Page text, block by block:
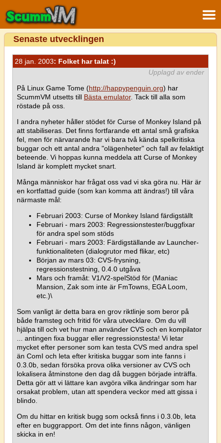
Senaste utvecklingen
28 jan. 2003: Folket har talat :)
Upplagd av ender
På Linux Game Tome (http://happypenguin.org) har
ScummVM utsetts till Bästa emulator. Tack till alla som
röstade på oss.
I andra nyheter håller stödet för Curse of Monkey Island på
att stabiliseras. Det finns fortfarande ett antal små grafiska
fel, men för närvarande har vi bara två kända spelkritiska
buggar och ett antal andra "olägenheter" och fall av felaktigt
beteende. Vi hoppas kunna meddela att Curse of Monkey
Island är komplett mycket snart.
Många människor har frågat oss vad vi ska göra nu. Här är
en kortfattad guide (som kan komma att ändras!) till våra
närmaste mål:
Februari 2003: Curse of Monkey Island färdigställt
Februari - mars 2003: Regressionstester/buggfixar
för andra spel som stöds
Februari - mars 2003: Färdigställande av Launcher-
funktionaliteten (dialogrutor med flikar, etc)
Början av mars 03: CVS-frysning,
regressionstestning, 0.4.0 utgåva
Mars och framåt: V1/V2-spelStöd för (Maniac
Mansion, Zak som inte är FmTowns, EGA Loom,
etc.)\
Som vanligt är detta bara en grov riktlinje som beror på
både framsteg och fritid för våra utvecklare. Om du vill
hjälpa till och vet hur man använder CVS och en kompilator
... antingen fixa buggar eller regressionstesta! Vi letar
mycket efter personer som kan testa CVS med andra spel
än ComI och leta efter kritiska buggar som inte fanns i
0.3.0b, sedan försöka prova olika versioner av CVS och
lokalisera åtminstone den dag då buggen började inträffa.
Detta gör att vi lättare kan avgöra vilka ändringar som har
orsakat problem, utan att spendera veckor med att gissa i
blindo.
Om du hittar en kritisk bugg som också finns i 0.3.0b, leta
efter en buggrapport. Om det inte finns någon, vänligen
skicka in en!